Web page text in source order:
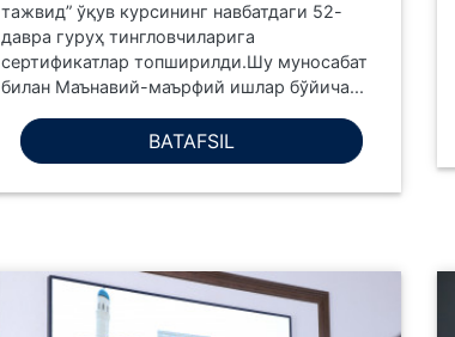
тажвид” ўқув курсининг навбатдаги 52-
давра гуруҳ тингловчиларига
сертификатлар топширилди.Шу муносабат
билан Маънавий-маърфий ишлар бўйича...
BATAFSIL